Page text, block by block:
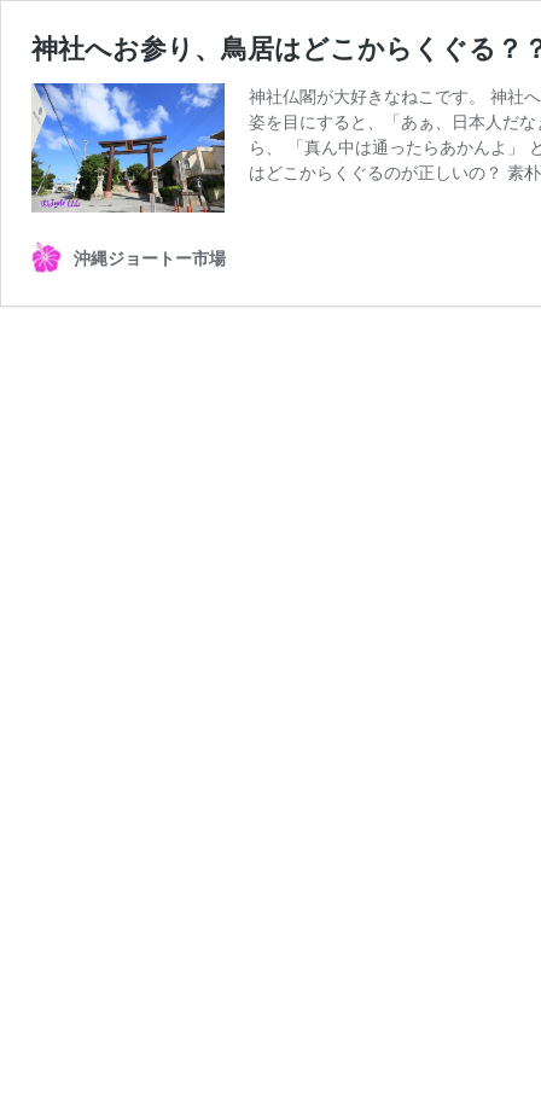
神社へお参り、鳥居はどこからくぐ
神社仏閣が大好きなねこです。 神社
姿を目にすると、「あぁ、日本人だ
ら、 「真ん中は通ったらあかんよ」
はどこからくぐるのが正しいの？
沖縄ジョートー市場